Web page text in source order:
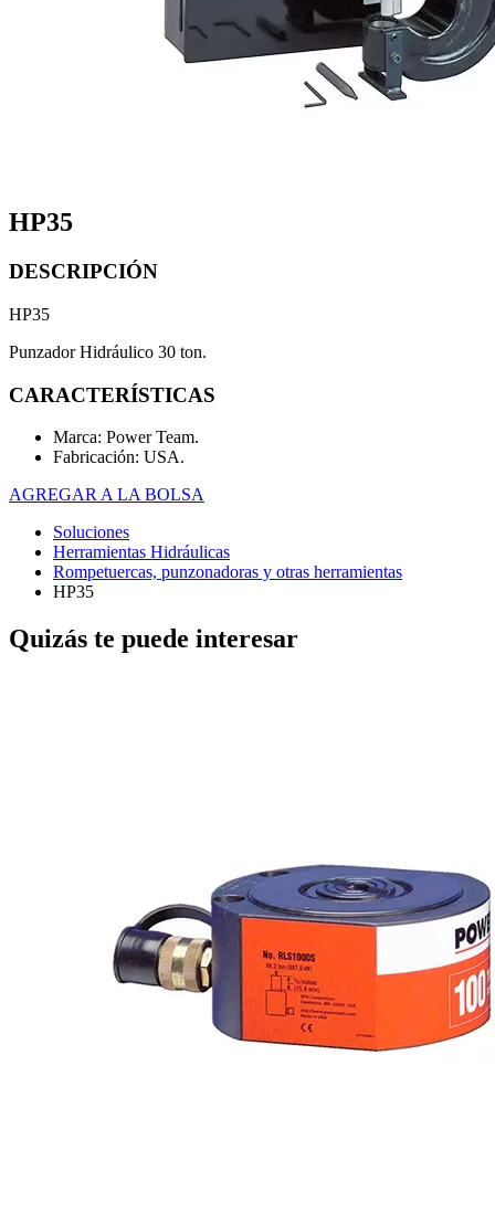
HP35
DESCRIPCIÓN
HP35
Punzador Hidráulico 30 ton.
CARACTERÍSTICAS
Marca: Power Team.
Fabricación: USA.
AGREGAR A LA BOLSA
Soluciones
Herramientas Hidráulicas
Rompetuercas, punzonadoras y otras herramientas
HP35
Quizás te puede interesar